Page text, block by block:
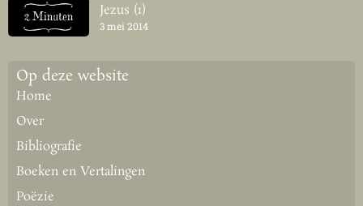
Jezus (1)
3 mei 2014
Op deze website
Home
Over
Bibliografie
Boeken en Vertalingen
Poëzie